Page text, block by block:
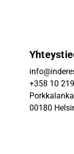
+358 10
00180